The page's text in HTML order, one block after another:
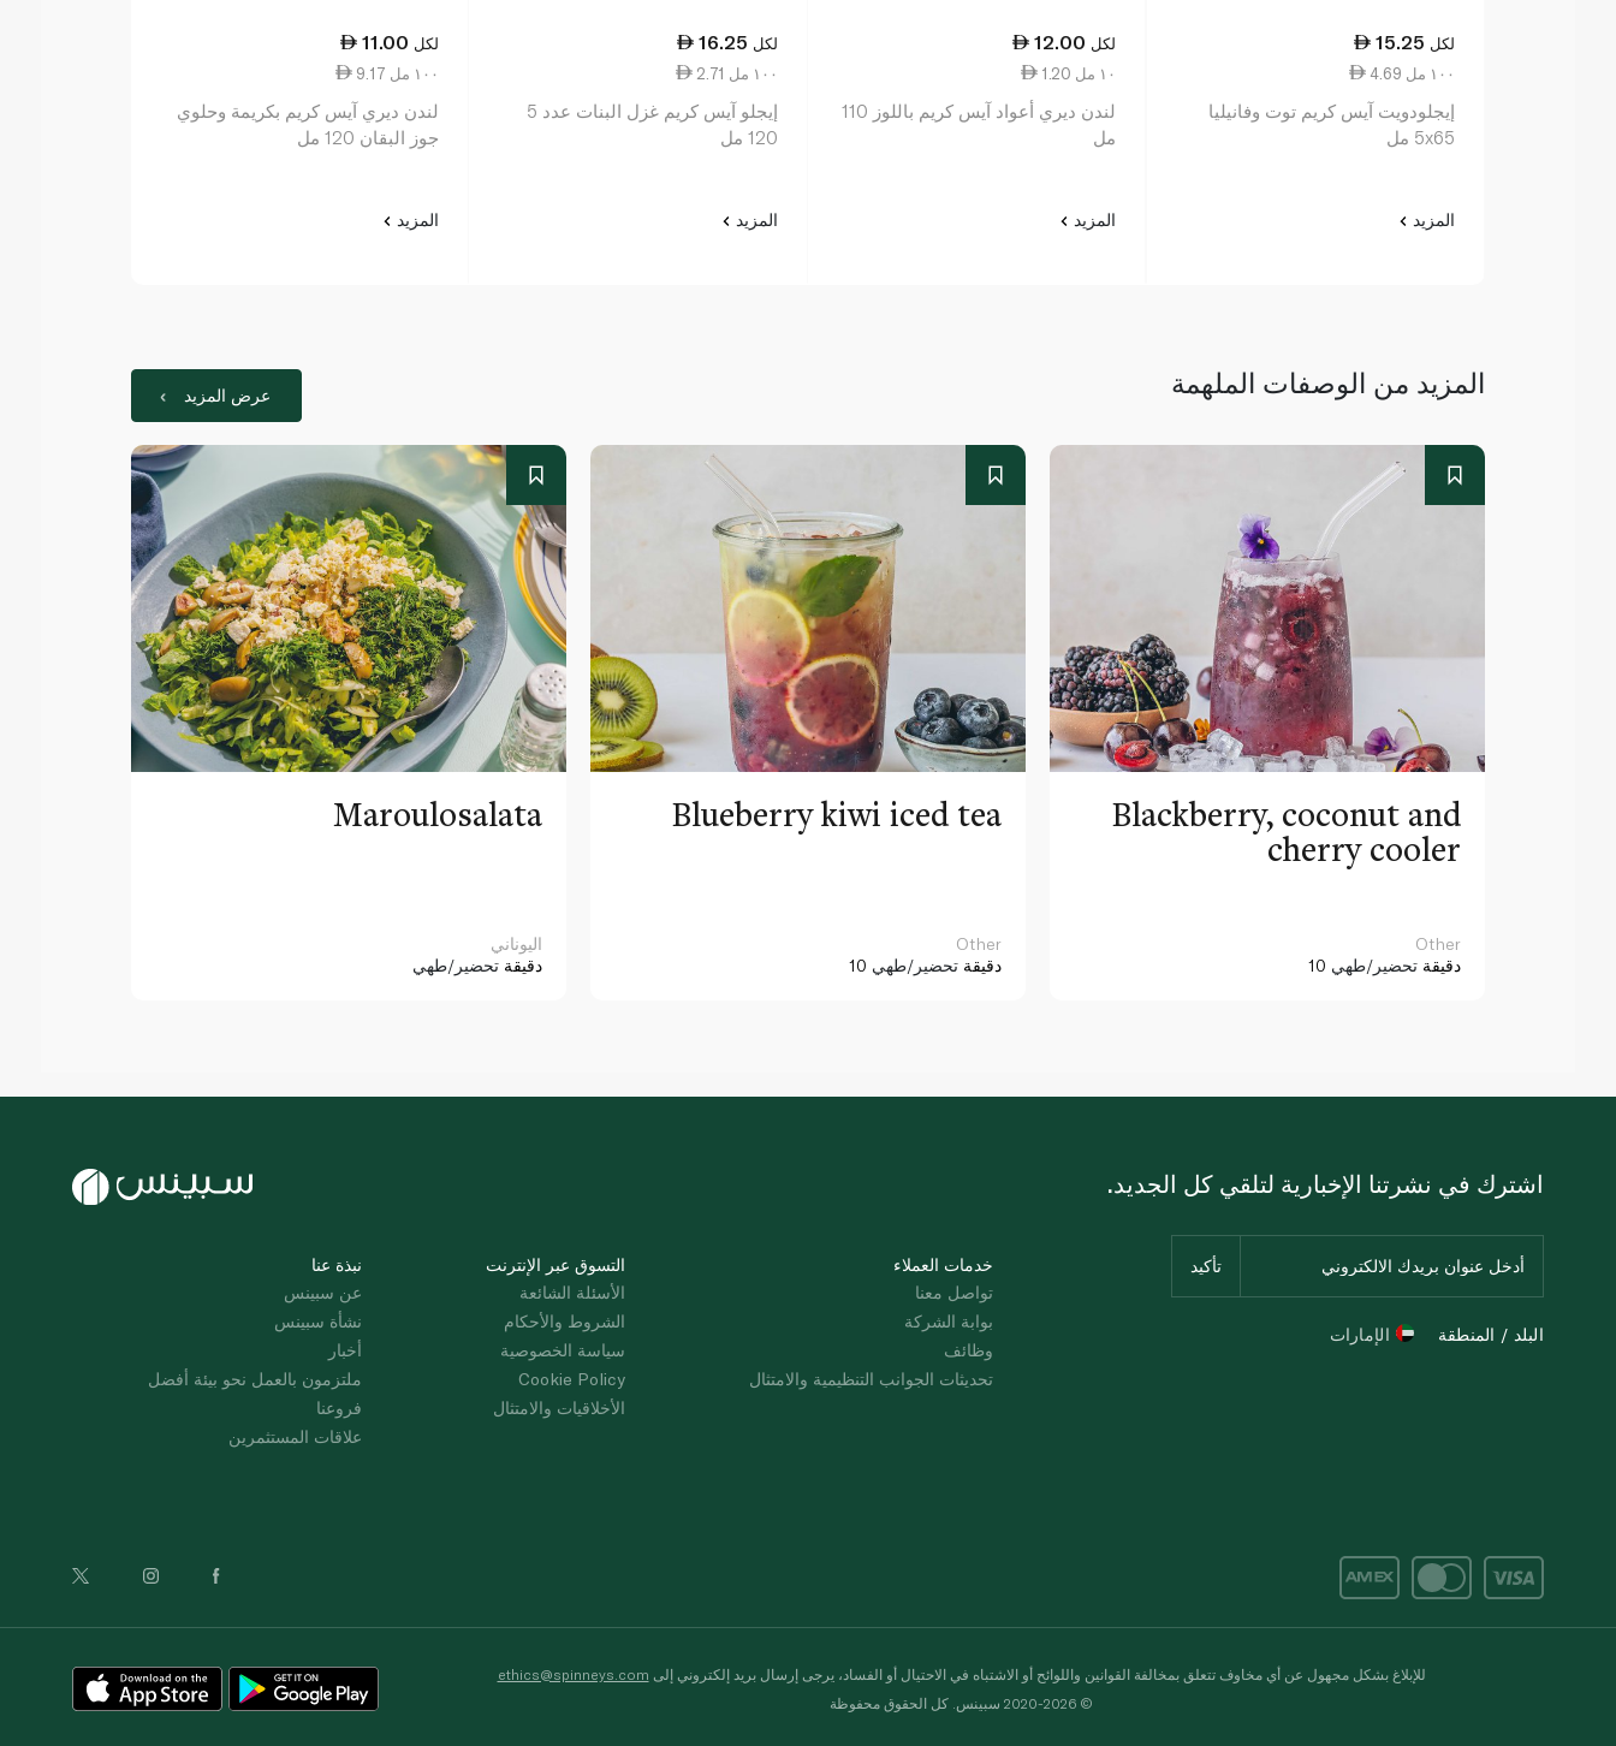
15.25 لكل
4.69 ١٠٠ مل
إيجلودويت آيس كريم توت وفانيليا
5x65 مل
المزيد
12.00 لكل
1.20 ١٠ مل
لندن ديري أعواد آيس كريم باللوز 110
مل
المزيد
16.25 لكل
2.71 ١٠٠ مل
إيجلو آيس كريم غزل البنات عدد 5
120 مل
المزيد
11.00 لكل
9.17 ١٠٠ مل
لندن ديري آيس كريم بكريمة وحلوي
جوز البقان 120 مل
المزيد
المزيد من الوصفات الملهمة عرض المزيد
Maroulosalata
اليوناني
دقيقة تحضير/طهي
Blueberry kiwi iced tea
Other
10 دقيقة تحضير/طهي
Blackberry, coconut and
cherry cooler
Other
10 دقيقة تحضير/طهي
نبذة عنا
عن سبينس
نشأة سبينس
أخبار
ملتزمون بالعمل نحو بيئة أفضل
فروعنا
علاقات المستثمرين
التسوق عبر الإنترنت
الأسئلة الشائعة
الشروط والأحكام
سياسة الخصوصية
Cookie Policy
الأخلاقيات والامتثال
خدمات العملاء
تواصل معنا
بوابة الشركة
وظائف
تحديثات الجوانب التنظيمية والامتثال
اشترك في نشرتنا الإخبارية لتلقي كل الجديد.
البلد / المنطقة الإمارات
للإبلاغ بشكل مجهول عن أي مخاوف تتعلق بمخالفة القوانين واللوائح أو الاشتباه في الاحتيال أو الفساد، يرجى إرسال بريد إلكتروني إلى ethics@spinneys.com
© 2020-2026 سبينس. كل الحقوق محفوظة